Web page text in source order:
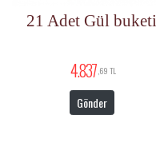
21 Adet Gül buketi
4.837 ,69 TL
Gönder